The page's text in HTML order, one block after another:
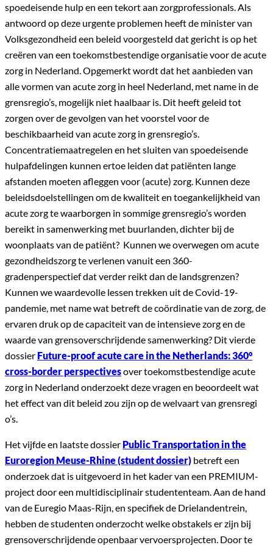
spoedeisende hulp en een tekort aan zorgprofessionals. Als
antwoord op deze urgente problemen heeft de minister van
Volksgezondheid een beleid voorgesteld dat gericht is op het
creëren van een toekomstbestendige organisatie voor de acute
zorg in Nederland. Opgemerkt wordt dat het aanbieden van
alle vormen van acute zorg in heel Nederland, met name in de
grensregio’s, mogelijk niet haalbaar is. Dit heeft geleid tot
zorgen over de gevolgen van het voorstel voor de
beschikbaarheid van acute zorg in grensregio’s.
Concentratiemaatregelen en het sluiten van spoedeisende
hulpafdelingen kunnen ertoe leiden dat patiënten lange
afstanden moeten afleggen voor (acute) zorg. Kunnen deze
beleidsdoelstellingen om de kwaliteit en toegankelijkheid van
acute zorg te waarborgen in sommige grensregio’s worden
bereikt in samenwerking met buurlanden, dichter bij de
woonplaats van de patiënt? Kunnen we overwegen om acute
gezondheidszorg te verlenen vanuit een 360-
gradenperspectief dat verder reikt dan de landsgrenzen?
Kunnen we waardevolle lessen trekken uit de Covid-19-
pandemie, met name wat betreft de coördinatie van de zorg, de
ervaren druk op de capaciteit van de intensieve zorg en de
waarde van grensoverschrijdende samenwerking? Dit vierde
dossier Future-proof acute care in the Netherlands: 360°
cross-border perspectivesover toekomstbestendige acute
zorg in Nederland onderzoekt deze vragen en beoordeelt wat
het effect van dit beleid zou zijn op de welvaart van grensregi
o’s.
Het vijfde en laatste dossier Public Transportation in the
Euroregion Meuse-Rhine (student dossier) betreft een
onderzoek dat is uitgevoerd in het kader van een PREMIUM-
project door een multidisciplinair studententeam. Aan de hand
van de Euregio Maas-Rijn, en specifiek de Drielandentrein,
hebben de studenten onderzocht welke obstakels er zijn bij
grensoverschrijdende openbaar vervoersprojecten. Door te